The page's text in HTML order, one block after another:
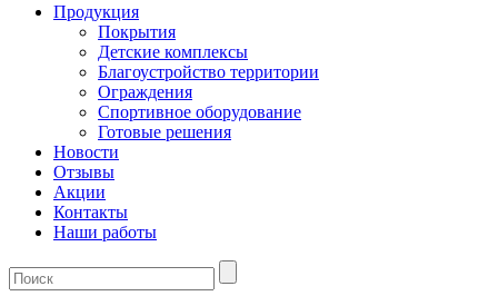
Продукция
Покрытия
Детские комплексы
Благоустройство территории
Ограждения
Спортивное оборудование
Готовые решения
Новости
Отзывы
Акции
Контакты
Наши работы